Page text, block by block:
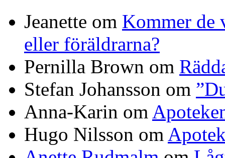
Jeanette om Kommer de
eller föräldrarna?
Pernilla Brown om
Stefan Johansson om
Anna-Karin om
Hugo Nilsson om